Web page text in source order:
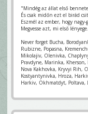
"Mindég az állat első
És csak midőn ezt el birád
Eszmél az ember, hogy nagy-
Megvesse azt, mi első
Never forget Bucha,
Rubizne, Popasna,
Mikolajiv, Olenivka,
Pravdyne, Marinka,
Nova Kakhovka, Kryvyi Rih,
Kostyantynivka, Hroza,
Harkiv, Okhmatdyt, Poltava,